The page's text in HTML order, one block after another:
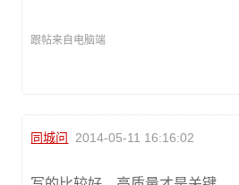
跟帖来自电脑端
同城问 2014-05-11 16:16:02